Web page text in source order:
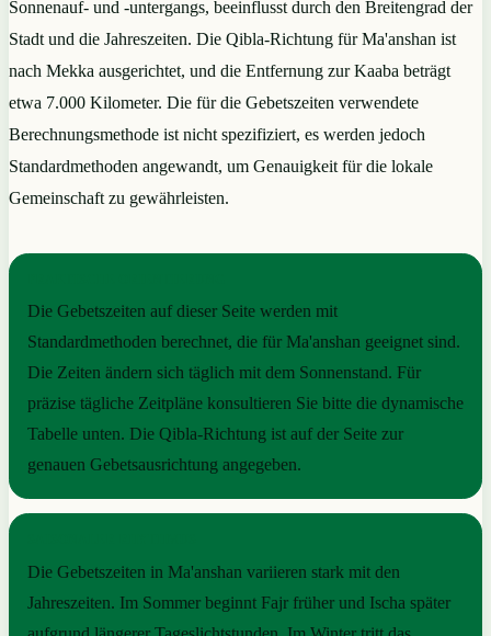
Sonnenauf- und -untergangs, beeinflusst durch den Breitengrad der
Stadt und die Jahreszeiten. Die Qibla-Richtung für Ma'anshan ist
nach Mekka ausgerichtet, und die Entfernung zur Kaaba beträgt
etwa 7.000 Kilometer. Die für die Gebetszeiten verwendete
Berechnungsmethode ist nicht spezifiziert, es werden jedoch
Standardmethoden angewandt, um Genauigkeit für die lokale
Gemeinschaft zu gewährleisten.
Die Gebetszeiten auf dieser Seite werden mit
Standardmethoden berechnet, die für Ma'anshan geeignet sind.
Die Zeiten ändern sich täglich mit dem Sonnenstand. Für
präzise tägliche Zeitpläne konsultieren Sie bitte die dynamische
Tabelle unten. Die Qibla-Richtung ist auf der Seite zur
genauen Gebetsausrichtung angegeben.
Die Gebetszeiten in Ma'anshan variieren stark mit den
Jahreszeiten. Im Sommer beginnt Fajr früher und Ischa später